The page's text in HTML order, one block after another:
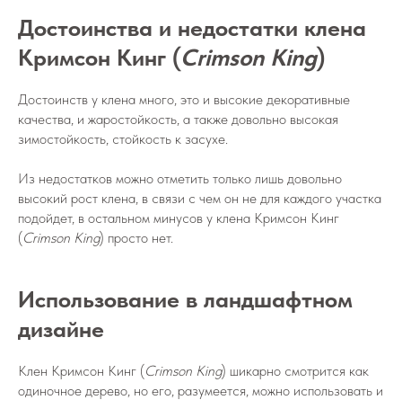
Достоинства и недостатки клена
Кримсон Кинг (Crimson King)
Достоинств у клена много, это и высокие декоративные
качества, и жаростойкость, а также довольно высокая
зимостойкость, стойкость к засухе.
Из недостатков можно отметить только лишь довольно
высокий рост клена, в связи с чем он не для каждого участка
подойдет, в остальном минусов у клена Кримсон Кинг
(Crimson King) просто нет.
Использование в ландшафтном
дизайне
Клен Кримсон Кинг (Crimson King) шикарно смотрится как
одиночное дерево, но его, разумеется, можно использовать и